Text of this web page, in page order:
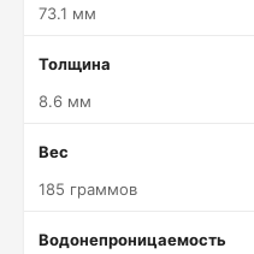
73.1 мм
Толщина
8.6 мм
Вес
185 граммов
Водонепроницаемость